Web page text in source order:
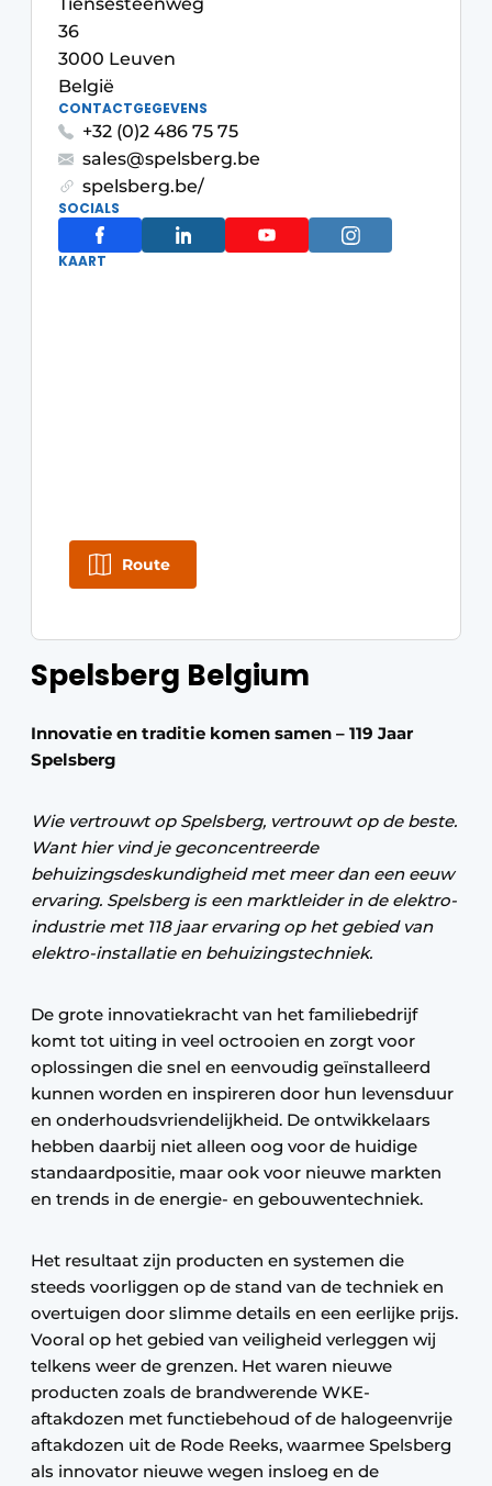
Vacatures
Video’s
Sanitair
Binnenklimaat
Brandbeveiliging
Ventilatie
Spelsberg Belgium
Innovatie en traditie komen samen – 119 Jaar
Spelsberg
Wie vertrouwt op Spelsberg, vertrouwt op de beste.
Want hier vind je geconcentreerde
behuizingsdeskundigheid met meer dan een eeuw
ervaring. Spelsberg is een marktleider in de elektro-
industrie met 118 jaar ervaring op het gebied van
elektro-installatie en behuizingstechniek.
De grote innovatiekracht van het familiebedrijf
komt tot uiting in veel octrooien en zorgt voor
oplossingen die snel en eenvoudig geïnstalleerd
kunnen worden en inspireren door hun levensduur
en onderhoudsvriendelijkheid. De ontwikkelaars
hebben daarbij niet alleen oog voor de huidige
standaardpositie, maar ook voor nieuwe markten
en trends in de energie- en gebouwentechniek.
Het resultaat zijn producten en systemen die
steeds voorliggen op de stand van de techniek en
overtuigen door slimme details en een eerlijke prijs.
Vooral op het gebied van veiligheid verleggen wij
telkens weer de grenzen. Het waren nieuwe
producten zoals de brandwerende WKE-
aftakdozen met functiebehoud of de halogeenvrije
aftakdozen uit de Rode Reeks, waarmee Spelsberg
als innovator nieuwe wegen insloeg en de
36
3000 Leuven
België
CONTACTGEGEVENS
+32 (0)2 486 75 75
sales@spelsberg.be
spelsberg.be/
SOCIALS
KAART
Route